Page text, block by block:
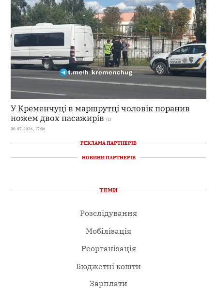
У Кременчуці в маршрутці чоловік поранив
ножем двох пасажирів (1)
30-07-2026, 17:06
РЕКЛАМА ПАРТНЕРІВ
НОВИНИ ПАРТНЕРІВ
ТЕМИ
Розслідування
Мобілізація
Реорганізація
Бюджетні кошти
Зарплати